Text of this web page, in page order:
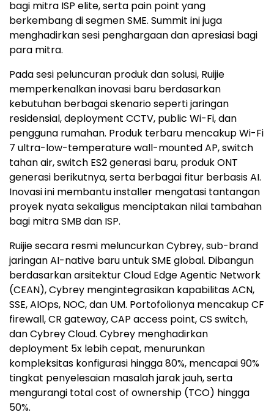
bagi mitra ISP elite, serta pain point yang
berkembang di segmen SME. Summit ini juga
menghadirkan sesi penghargaan dan apresiasi bagi
para mitra.
Pada sesi peluncuran produk dan solusi, Ruijie
memperkenalkan inovasi baru berdasarkan
kebutuhan berbagai skenario seperti jaringan
residensial, deployment CCTV, public Wi-Fi, dan
pengguna rumahan. Produk terbaru mencakup Wi-Fi
7 ultra-low-temperature wall-mounted AP, switch
tahan air, switch ES2 generasi baru, produk ONT
generasi berikutnya, serta berbagai fitur berbasis AI.
Inovasi ini membantu installer mengatasi tantangan
proyek nyata sekaligus menciptakan nilai tambahan
bagi mitra SMB dan ISP.
Ruijie secara resmi meluncurkan Cybrey, sub-brand
jaringan AI-native baru untuk SME global. Dibangun
berdasarkan arsitektur Cloud Edge Agentic Network
(CEAN), Cybrey mengintegrasikan kapabilitas ACN,
SSE, AIOps, NOC, dan UM. Portofolionya mencakup CF
firewall, CR gateway, CAP access point, CS switch,
dan Cybrey Cloud. Cybrey menghadirkan
deployment 5x lebih cepat, menurunkan
kompleksitas konfigurasi hingga 80%, mencapai 90%
tingkat penyelesaian masalah jarak jauh, serta
mengurangi total cost of ownership (TCO) hingga
50%.